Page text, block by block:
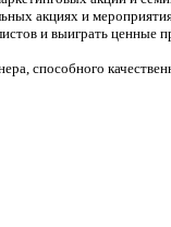
акциях и
и выиграть ценные
способного